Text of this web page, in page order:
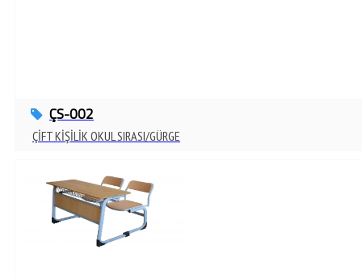
ÇS-002
ÇİFT KİŞİLİK OKUL SIRASI/GÜRGE